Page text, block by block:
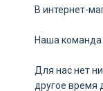
В интернет-
Наша команда
Для нас нет
другое время